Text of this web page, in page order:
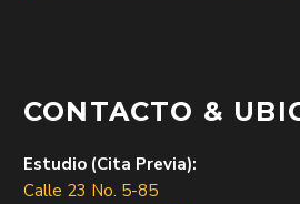
CONTACTO &
Estudio (Cita Previa):
Calle 23 No. 5-85